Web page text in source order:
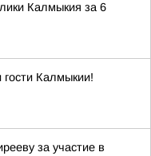
Калмыкия за 6
Калмыкии!
за участие в